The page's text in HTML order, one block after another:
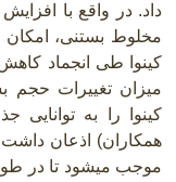
داد. در واقع با
مخلوط بستنی،
کینوا طی انجماد
میزان تغییرات حجم
کینوا را به
همکاران) اذعان داشت
موجب میشود تا در